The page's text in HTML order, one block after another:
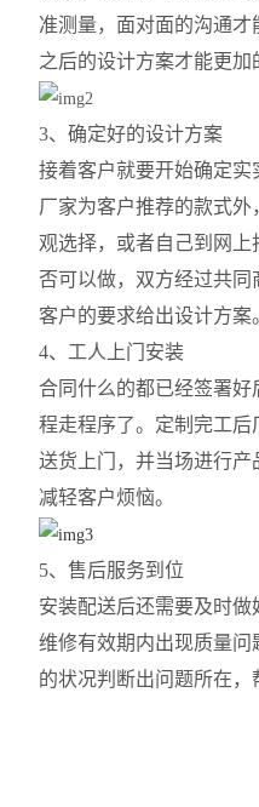
准测量，面对面的沟通
之后的设计方案才能更加
3、确定好的设计方案
接着客户就要开始确定
厂家为客户推荐的款式
观选择，或者自己到网
否可以做，双方经过共
客户的要求给出设计方案
4、工人上门安装
合同什么的都已经签署
程走程序了。定制完工
送货上门，并当场进行产
减轻客户烦恼。
5、售后服务到位
安装配送后还需要及时
维修有效期内出现质量问
的状况判断出问题所在，